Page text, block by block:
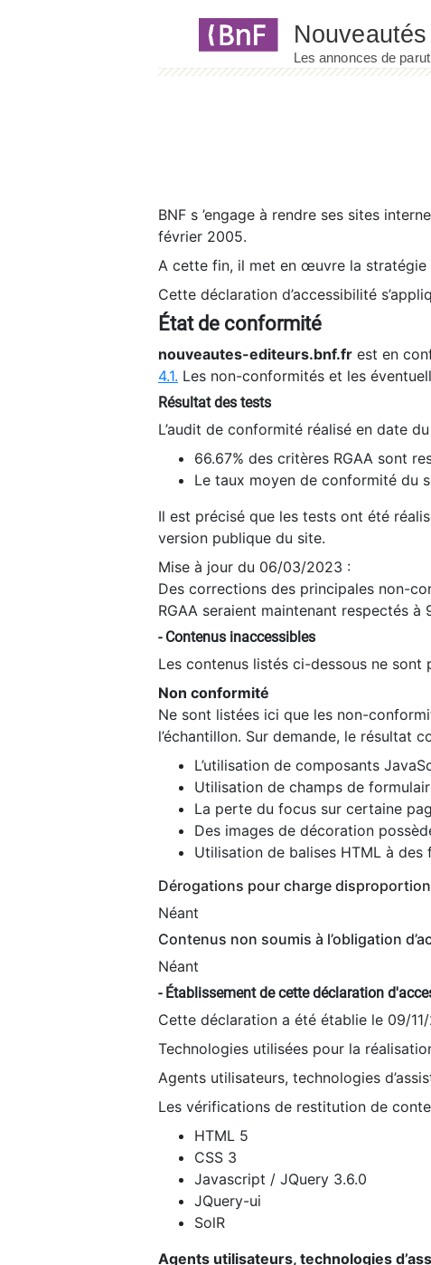
BNF s ’engage à rendre ses sites
février 2005.
A cette fin, il met en œuvre la stratégie
Cette déclaration d’accessibilité
État de conformité
nouveautes-editeurs.bnf.fr est en
4.1. Les non-conformités et les
Résultat des tests
L’audit de conformité réalisé en date
66.67% des critères RGAA sont
Le taux moyen de conformité du
Il est précisé que les tests ont été
version publique du site.
Mise à jour du 06/03/2023 :
Des corrections des principales non-
RGAA seraient maintenant respectés
- Contenus inaccessibles
Les contenus listés ci-dessous ne sont
Non conformité
Ne sont listées ici que les non-
l’échantillon. Sur demande, le résultat
L’utilisation de composants
Utilisation de champs de
La perte du focus sur certaine
Des images de décoration
Utilisation de balises HTML à des
Dérogations pour charge
Néant
Contenus non soumis à l’obligation
Néant
- Établissement de cette déclaration
Cette déclaration a été établie le 09/
Technologies utilisées pour la
Agents utilisateurs, technologies
Les vérifications de restitution de
HTML 5
CSS 3
Javascript / JQuery 3.6.0
JQuery-ui
SolR
Agents utilisateurs, technologies